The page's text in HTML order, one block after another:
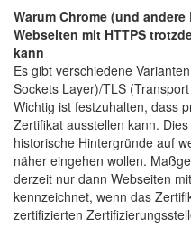
Warum Chrome (und
Webseiten mit HTTPS
kann
Es gibt verschiedene
Sockets Layer)/TLS
Wichtig ist festzuhalten, dass
Zertifikat ausstellen kann.
historische Hintergründe auf
näher eingehen wollen.
derzeit nur dann Webseiten
kennzeichnet, wenn das
zertifizierten